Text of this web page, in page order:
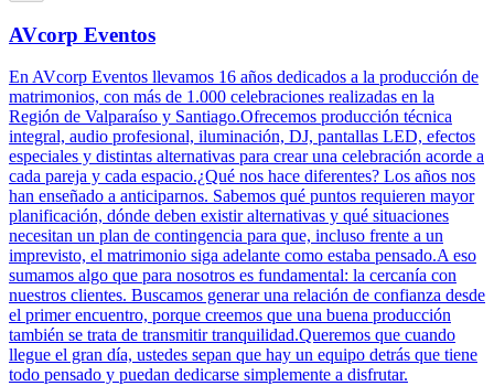
AVcorp Eventos
En AVcorp Eventos llevamos 16 años dedicados a la producción de
matrimonios, con más de 1.000 celebraciones realizadas en la
Región de Valparaíso y Santiago.Ofrecemos producción técnica
integral, audio profesional, iluminación, DJ, pantallas LED, efectos
especiales y distintas alternativas para crear una celebración acorde a
cada pareja y cada espacio.¿Qué nos hace diferentes? Los años nos
han enseñado a anticiparnos. Sabemos qué puntos requieren mayor
planificación, dónde deben existir alternativas y qué situaciones
necesitan un plan de contingencia para que, incluso frente a un
imprevisto, el matrimonio siga adelante como estaba pensado.A eso
sumamos algo que para nosotros es fundamental: la cercanía con
nuestros clientes. Buscamos generar una relación de confianza desde
el primer encuentro, porque creemos que una buena producción
también se trata de transmitir tranquilidad.Queremos que cuando
llegue el gran día, ustedes sepan que hay un equipo detrás que tiene
todo pensado y puedan dedicarse simplemente a disfrutar.